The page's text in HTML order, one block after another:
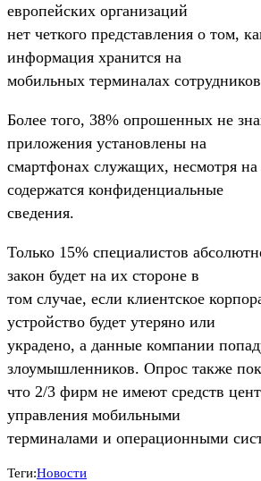
европейских организаций
нет четкого представления о том,
информация хранится на
мобильных терминалах
Более того, 38% опрошенных не
приложения установлены на
смартфонах служащих, несмотря
содержатся конфиденциальные
сведения.
Только 15% специалистов
закон будет на их стороне в
том случае, если клиентское
устройство будет утеряно или
украдено, а данные компании
злоумышленников. Опрос также
что 2/3 фирм не имеют средств
управления мобильными
терминалами и операционными
Теги:Новости